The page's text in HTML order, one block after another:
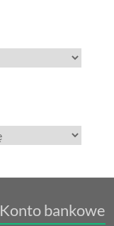
Konto bankowe